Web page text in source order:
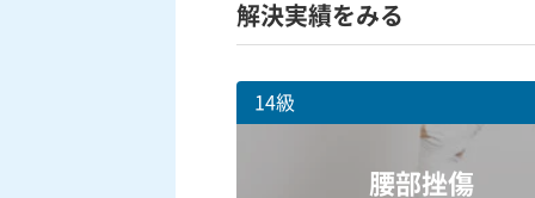
解決実績をみる
14級
腰部挫傷